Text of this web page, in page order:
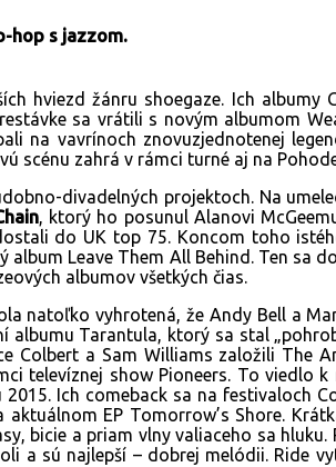
hop s jazzom.
hviezd žánru shoegaze. Ich albumy
sa vrátili s novým albumom
na vavrínoch znovuzjednotenej
scénu zahrá v rámci turné aj na
divadelných projektoch. Na
, ktorý ho posunul Alanovi
do UK top 75. Koncom toho
Leave Them All Behind. Ten sa
albumov všetkých čias.
natoľko vyhrotená, že Andy Bell a
Tarantula, ktorý sa stal
Colbert a Sam Williams založili The
televíznej show Pioneers. To viedlo k
Ich comeback sa na festivaloch
EP Tomorrow’s Shore.
bicie a priam vlny valiaceho sa hluku.
a sú najlepší – dobrej melódii. Ride